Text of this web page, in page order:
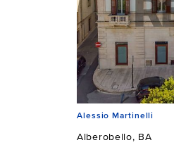
Alessio Martinelli
Alberobello, BA